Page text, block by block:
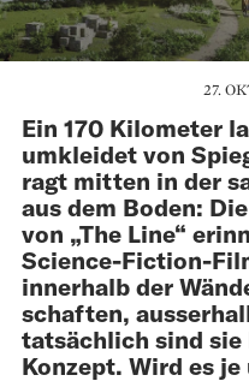
27.
Ein 170 Kilometer
umkleidet von
ragt mitten in der
aus dem Boden:
von „The Line“
Science-Fiction-
innerhalb der
schaften,
tatsächlich sind sie
Konzept. Wird es